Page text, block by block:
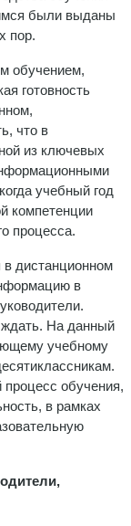
были выданы
пор.
обучением,
готовность
что в
из ключевых
учебный год
компетенции
процесса.
дистанционном
в
ждать. На данный
учебному
обучения,
в рамках